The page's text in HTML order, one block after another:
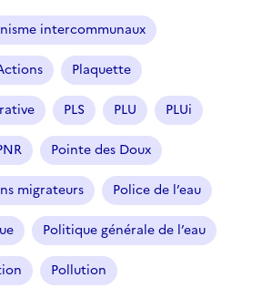
intercommunaux
Plaquette
PLS PLU PLUi
Pointe des Doux
migrateurs Police de l’eau
Politique générale de l’eau
Pollution